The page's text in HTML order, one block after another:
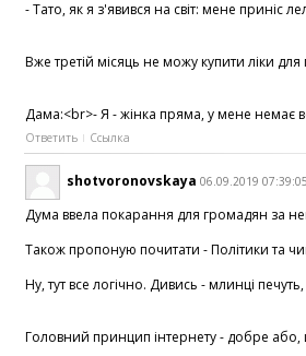
- Тато, як я з'явився на світ: мене приніс
Вже третій місяць не можу купити ліки
Дама:<br>- Я - жінка пряма, у мене немає
Ответить Ссылка
shotvoronovskaya 06.09.2019 07:39:05
Дума ввела покарання для громадян за
Також пропоную почитати - Політики та
Ну, тут все логічно. Дивись - млинці
Головний принцип інтернету - добре або,